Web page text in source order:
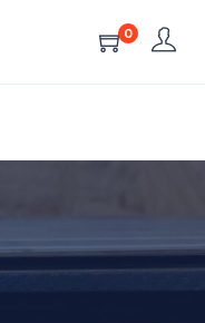
0